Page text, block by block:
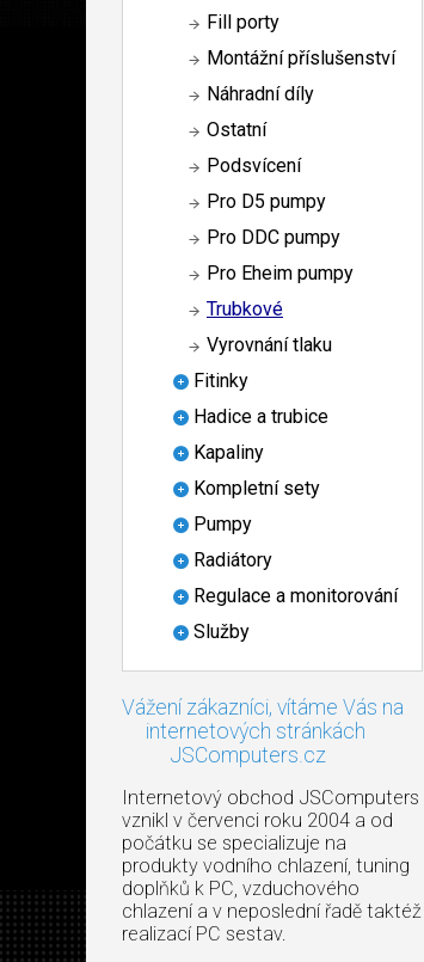
Fill porty
Montážní příslušenství
Náhradní díly
Ostatní
Podsvícení
Pro D5 pumpy
Pro DDC pumpy
Pro Eheim pumpy
Trubkové
Vyrovnání tlaku
Fitinky
Hadice a trubice
Kapaliny
Kompletní sety
Pumpy
Radiátory
Regulace a monitorování
Služby
Vážení zákazníci, vítáme Vás na
internetových stránkách
JSComputers.cz
Internetový obchod JSComputers
vznikl v červenci roku 2004 a od
počátku se specializuje na
produkty vodního chlazení, tuning
doplňků k PC, vzduchového
chlazení a v neposlední řadě taktéž
realizací PC sestav.